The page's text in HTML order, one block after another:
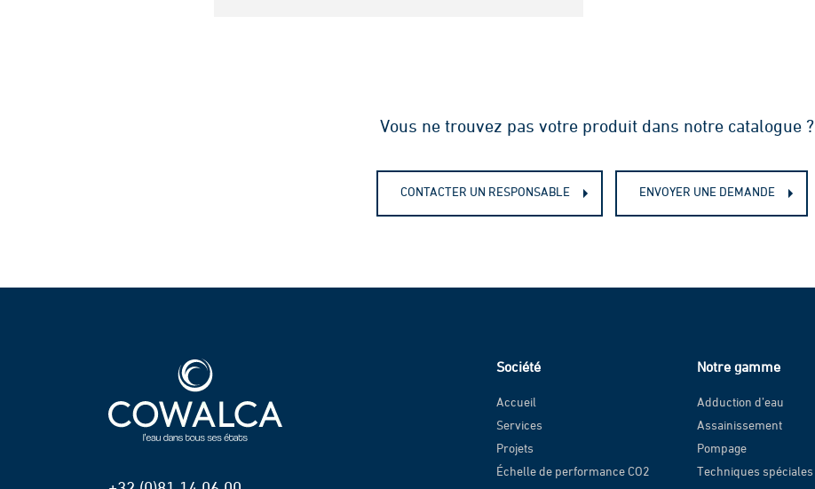
Vous ne trouvez pas votre produit dans notre catalogue ?
CONTACTER UN RESPONSABLE ENVOYER UNE DEMANDE
Société
Accueil
Services
Projets
Échelle de performance CO2
Notre gamme
Adduction d’eau
Assainissement
Pompage
Techniques spéciales